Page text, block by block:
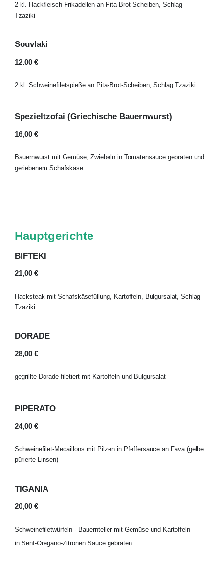
2 kl. Hackfleisch-Frikadellen an Pita-Brot-Scheiben, Schlag
Tzaziki
Souvlaki
12,00 €
2 kl. Schweinefiletspieße an Pita-Brot-Scheiben, Schlag Tzaziki
Spezieltzofai (Griechische Bauernwurst)
16,00 €
Bauernwurst mit Gemüse, Zwiebeln in Tomatensauce gebraten und
geriebenem Schafskäse
Hauptgerichte
BIFTEKI
21,00 €
Hacksteak mit Schafskäsefüllung, Kartoffeln, Bulgursalat, Schlag
Tzaziki
DORADE
28,00 €
gegrillte Dorade filetiert mit Kartoffeln und Bulgursalat
PIPERATO
24,00 €
Schweinefilet-Medaillons mit Pilzen in Pfeffersauce an Fava (gelbe
pürierte Linsen)
TIGANIA
20,00 €
Schweinefiletwürfeln - Bauernteller mit Gemüse und Kartoffeln
in Senf-Oregano-Zitronen Sauce gebraten